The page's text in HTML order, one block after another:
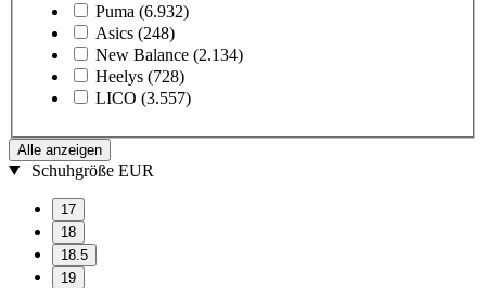
Puma (6.932)
Asics (248)
New Balance (2.134)
Heelys (728)
LICO (3.557)
Alle anzeigen
Schuhgröße EUR
17
18
18.5
19